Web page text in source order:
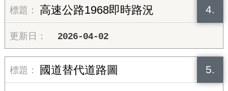
4.
高速公路1968即時路況
2026-04-02
5.
國道替代道路圖